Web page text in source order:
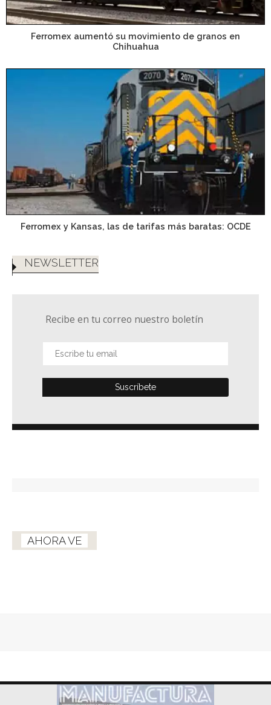
Ferromex aumentó su movimiento de granos en
Chihuahua
Ferromex y Kansas, las de tarifas más baratas: OCDE
NEWSLETTER
Recibe en tu correo nuestro boletín
AHORA VE